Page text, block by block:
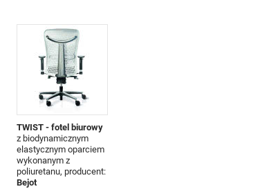
TWIST - fotel biurowy
z biodynamicznym
elastycznym oparciem
wykonanym z
poliuretanu, producent:
Bejot